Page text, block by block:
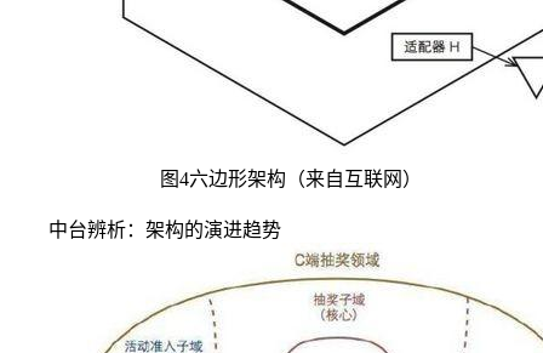
图4六边形架构（来自互联网）
中台辨析：架构的演进趋势